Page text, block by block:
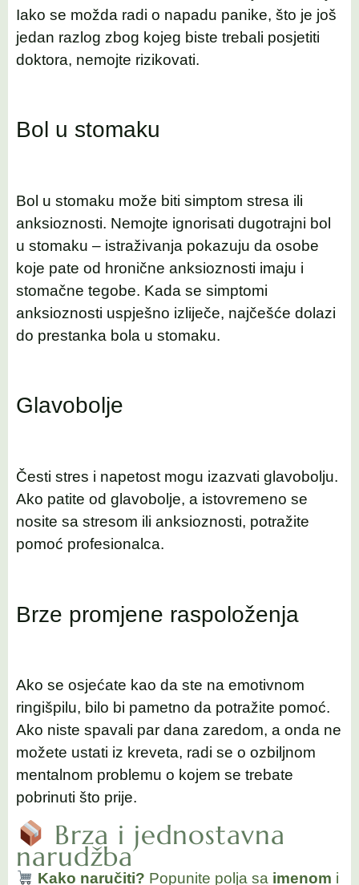
Iako se možda radi o napadu panike, što je još
jedan razlog zbog kojeg biste trebali posjetiti
doktora, nemojte rizikovati.
Bol u stomaku
Bol u stomaku može biti simptom stresa ili
anksioznosti. Nemojte ignorisati dugotrajni bol
u stomaku – istraživanja pokazuju da osobe
koje pate od hronične anksioznosti imaju i
stomačne tegobe. Kada se simptomi
anksioznosti uspješno izliječe, najčešće dolazi
do prestanka bola u stomaku.
Glavobolje
Česti stres i napetost mogu izazvati glavobolju.
Ako patite od glavobolje, a istovremeno se
nosite sa stresom ili anksioznosti, potražite
pomoć profesionalca.
Brze promjene raspoloženja
Ako se osjećate kao da ste na emotivnom
ringišpilu, bilo bi pametno da potražite pomoć.
Ako niste spavali par dana zaredom, a onda ne
možete ustati iz kreveta, radi se o ozbiljnom
mentalnom problemu o kojem se trebate
pobrinuti što prije.
Brza i jednostavna
narudžba
Kako naručiti? Popunite polja sa imenom i